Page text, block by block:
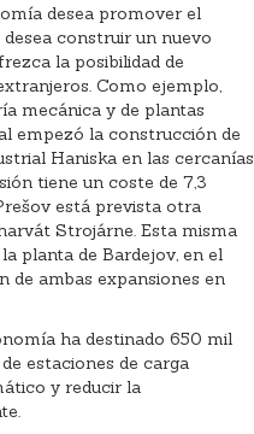
desea promover el
desea construir un nuevo
la posibilidad de
Como ejemplo,
mecánica y de plantas
empezó la construcción de
Haniska en las cercanías
tiene un coste de 7,3
está prevista otra
Strojárne. Esta misma
planta de Bardejov, en el
de ambas expansiones en
ha destinado 650 mil
estaciones de carga
y reducir la